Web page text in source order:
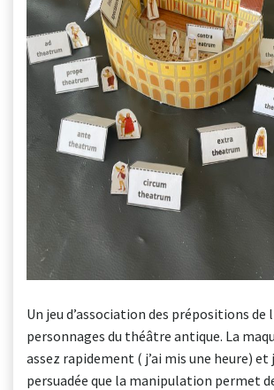
Un jeu d’association des prépositions de
personnages du théâtre antique. La
assez rapidement ( j’ai mis une heure) et
persuadée que la manipulation permet